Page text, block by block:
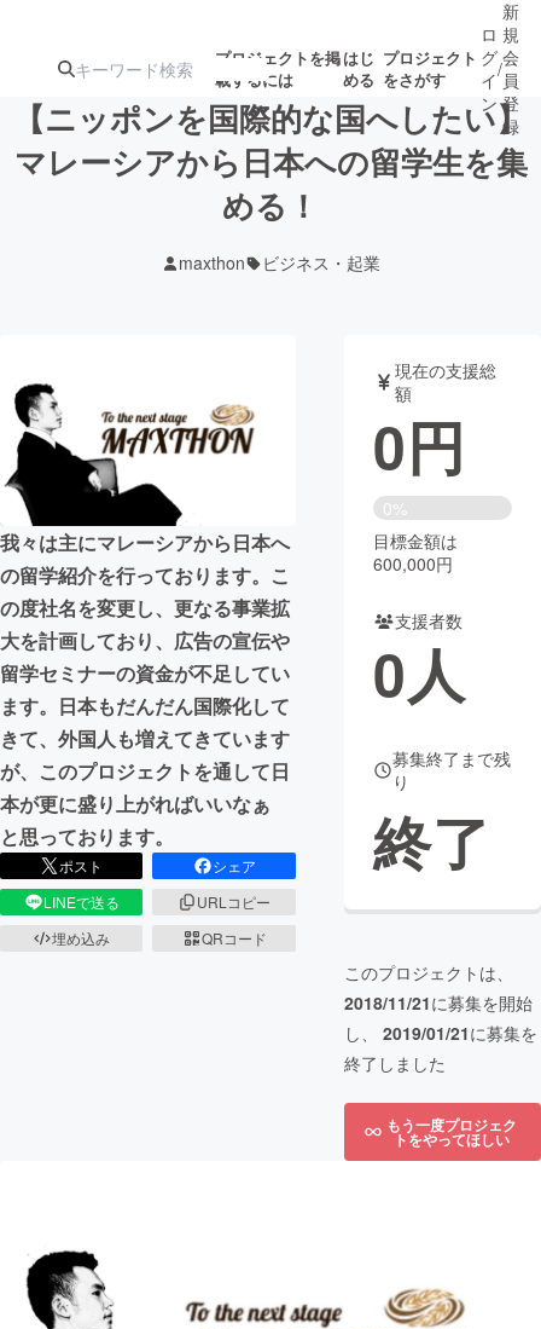
プロジェクトを掲
載するには
はじ
める
プロジェクト
をさがす
注目の新着プロ
募集終了が近いプ
映像・映画 書籍・雑誌
ビジネス・起業 チャレンジ
まちづくり・地域活性化
CAMPFIRE for Social Good
CAMPFIRE Creation
CAMPFIREふるさと納税machi-ya コミュニティ
ロ
グ
イ
ン
/
新
規
会
員
登
録
【ニッポンを国際的な国へしたい】
マレーシアから日本への留学生を集
める！
maxthon ビジネス・起業
我々は主にマレーシアから日本へ
の留学紹介を行っております。こ
の度社名を変更し、更なる事業拡
大を計画しており、広告の宣伝や
留学セミナーの資金が不足してい
ます。日本もだんだん国際化して
きて、外国人も増えてきています
が、このプロジェクトを通して日
本が更に盛り上がればいいなぁ
と思っております。
ポスト
シェア
LINEで送る
URLコピー
埋め込み
QRコード
現在の支援総
額
0円
0%
目標金額は
600,000円
支援者数
0人
募集終了まで残
り
終了
このプロジェクトは、
2018/11/21に募集を開始
し、 2019/01/21に募集を
終了しました
もう一度プロジェク
トをやってほしい